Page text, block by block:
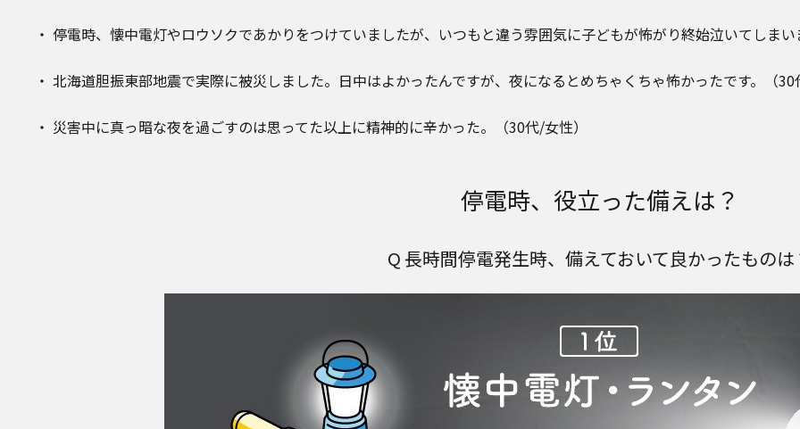
停電時、懐中電灯やロウソクであかりをつけていましたが、いつもと違う雰囲気に子どもが怖がり終始泣いてしま
北海道胆振東部地震で実際に被災しました。日中はよかったんですが、夜になるとめちゃくちゃ怖かったです。（
災害中に真っ暗な夜を過ごすのは思ってた以上に精神的に辛かった。（30代/女性）
停電時、役立った備えは？
Q 長時間停電発生時、備えておいて良かったものは